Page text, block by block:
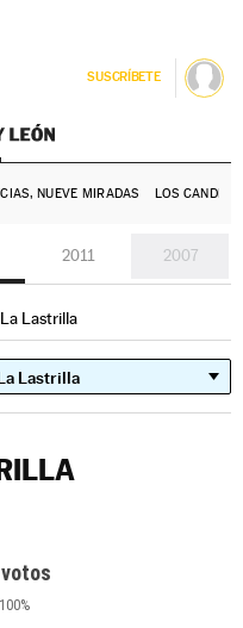
SUSCRÍBETE
NUEVE MIRADAS LOS
2011 2007
La Lastrilla
100%